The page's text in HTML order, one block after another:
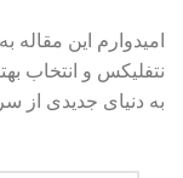
به دنیای جدیدی از